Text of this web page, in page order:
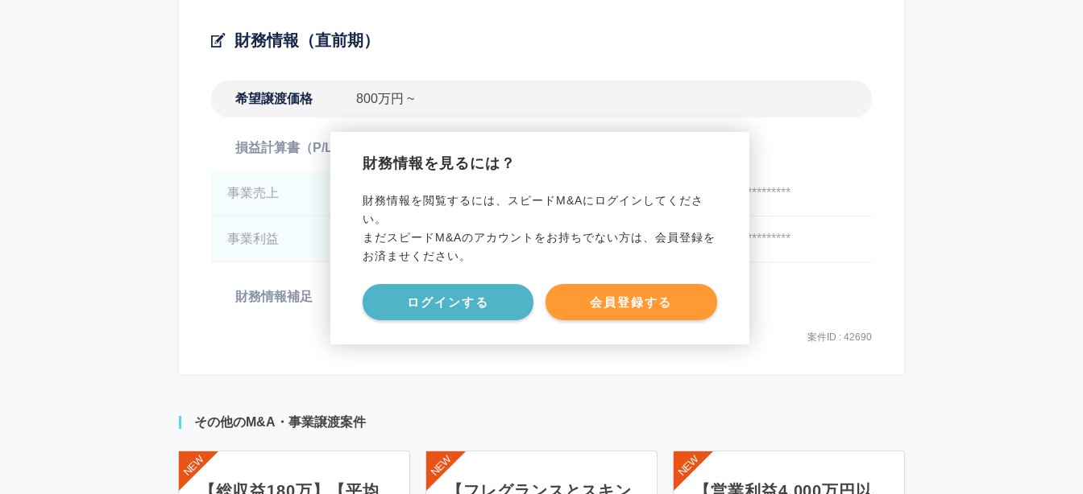
財務情報（直前期）
希望譲渡価格 800万円 ~
財務情報を見るには？
財務情報を閲覧するには、スピードM&Aにログインしてくださ
い。
まだスピードM&Aのアカウントをお持ちでない方は、会員登録を
お済ませください。
ログインする 会員登録する
損益計算書（P/L）
事業売上 ********************
事業利益 ********************
事業資産 ********************
事業負債 ********************
財務情報補足 ********************
案件ID : 42690
その他のM&A・事業譲渡案件